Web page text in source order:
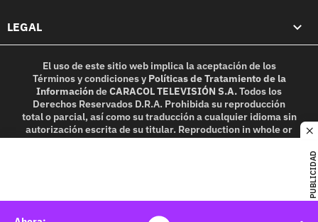
PUBLICIDAD
LEGAL
El uso de este sitio web implica la aceptación de los
Términos y condicionesy Políticas de Tratamiento de la
InformacióndeCARACOL TELEVISIÓN S.A.Todos los
Derechos Reservados D.R.A. Prohibida su reproducción
total o parcial, así como su traducción a cualquier idioma sin
autorización escrita de su titular. Reproduction in whole or
in part, or translation without written permission is